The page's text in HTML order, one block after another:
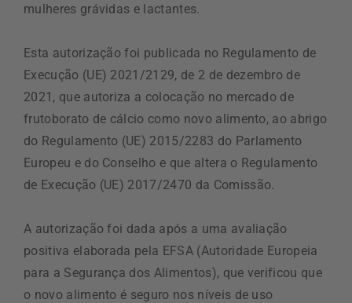
mulheres grávidas e lactantes.
Esta autorização foi publicada no Regulamento de
Execução (UE) 2021/2129, de 2 de dezembro de
2021, que autoriza a colocação no mercado de
frutoborato de cálcio como novo alimento, ao abrigo
do Regulamento (UE) 2015/2283 do Parlamento
Europeu e do Conselho e que altera o Regulamento
de Execução (UE) 2017/2470 da Comissão.
A autorização foi dada após a uma avaliação
positiva elaborada pela EFSA (Autoridade Europeia
para a Segurança dos Alimentos), que verificou que
o novo alimento é seguro nos níveis de uso